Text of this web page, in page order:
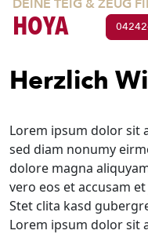
DEINE TEIG & ZEUG
HOYA
Herzlich
Lorem ipsum dolor sit
sed diam nonumy
dolore magna
vero eos et accusam
Stet clita kasd
Lorem ipsum dolor sit